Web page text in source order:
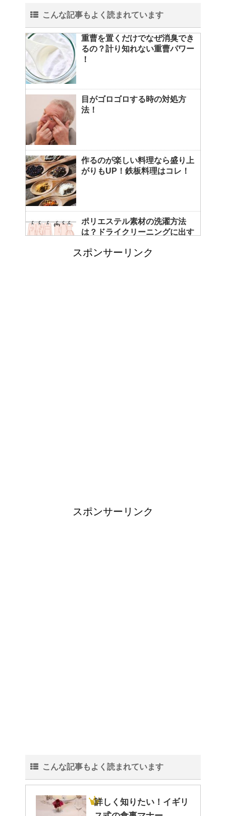
こんな記事もよく読まれています
重曹を置くだけでなぜ消臭でき
るの？計り知れない重曹パワー
！
目がゴロゴロする時の対処方
法！
作るのが楽しい料理なら盛り上
がりもUP！鉄板料理はコレ！
ポリエステル素材の洗濯方法
は？ドライクリーニングに出す
色々な作業に音楽を聴いて集中
する方法！
スポンサーリンク
スポンサーリンク
こんな記事もよく読まれています
詳しく知りたい！イギリ